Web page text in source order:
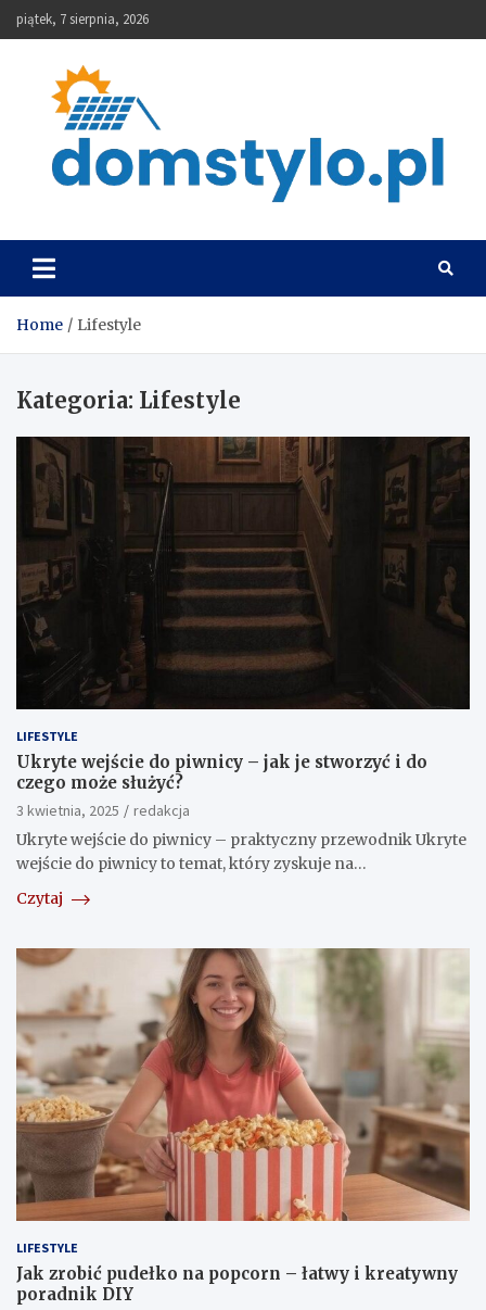
Skip
to
piątek, 7 sierpnia, 2026
DomStylo
Home Lifestyle
Kategoria: Lifestyle
LIFESTYLE
Ukryte wejście do piwnicy – jak je stworzyć i do
czego może służyć?
3 kwietnia, 2025
redakcja
Ukryte wejście do piwnicy – praktyczny przewodnik Ukryte
wejście do piwnicy to temat, który zyskuje na…
Czytaj
LIFESTYLE
Jak zrobić pudełko na popcorn – łatwy i kreatywny
poradnik DIY